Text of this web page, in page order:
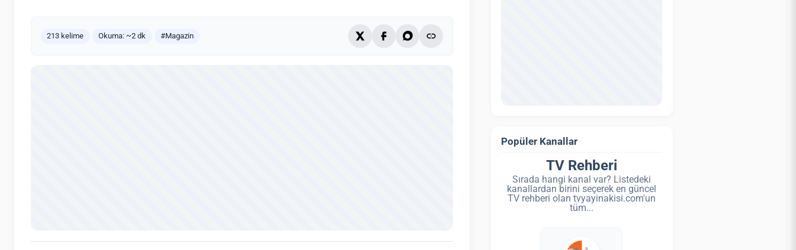
213 kelime Okuma: ~2 dk #Magazin
Popüler Kanallar
TV Rehberi
Sırada hangi kanal var? Listedeki
kanallardan birini seçerek en güncel
TV rehberi olan tvyayinakisi.com'un
tüm...